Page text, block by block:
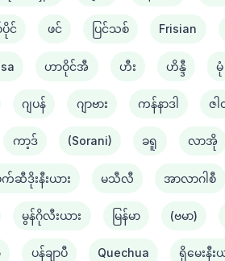
င် ဖင် ပြင်သစ် Frisian
ဟာဝိုင်အီ ဟီး ဟိန္ဒီ မုံ
ဂျပန် ဂျာဗား ကန်နာဒါ ဇ
ကာ့ဒ် (Sorani) ခရူ လာအို
ဆီဒိုးနီးယား မသီလီ အာလာဂါစီ
မွန်ဂိုလီးယား မြန်မာ (ဗမာ)
ပန်ချာပီ Quechua ရိုမေးနီး